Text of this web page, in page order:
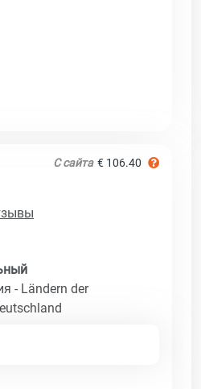
С сайта € 106.40
- Ländern der